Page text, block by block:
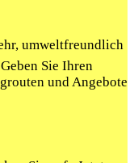
umweltfreundlich
Sie Ihren
und Angebote